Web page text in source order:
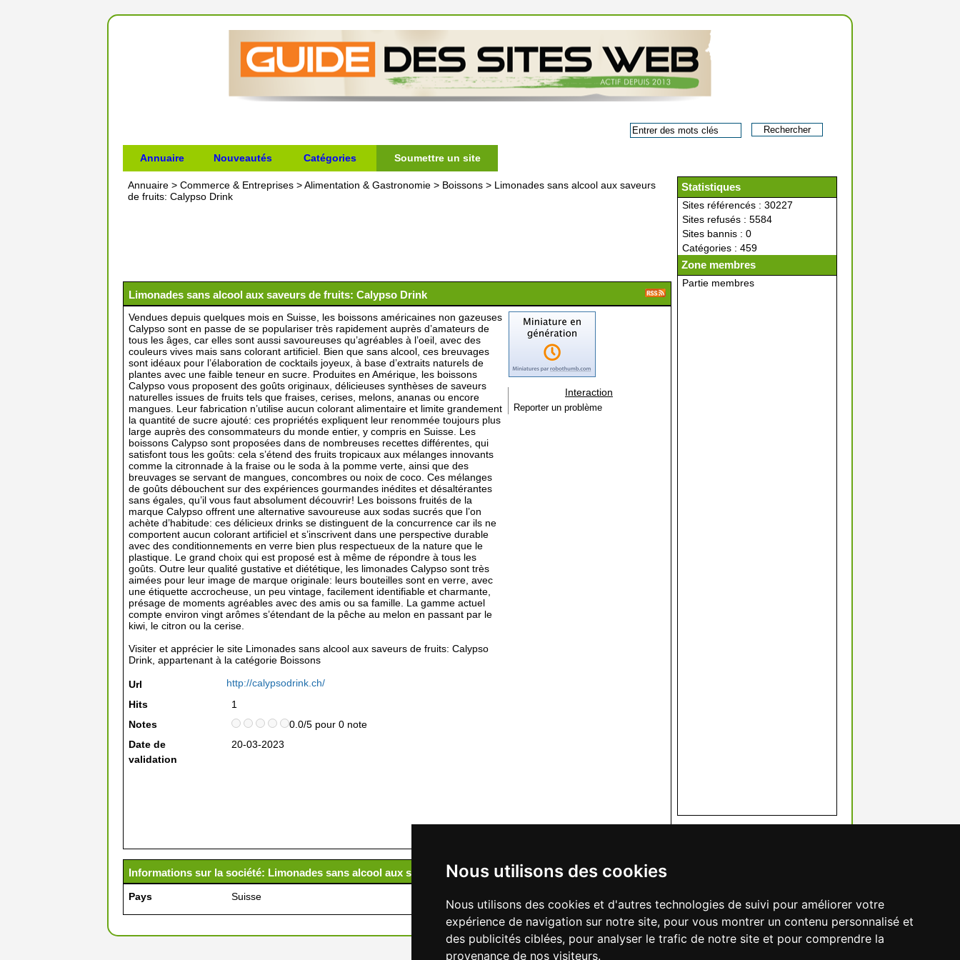
Nous utilisons des cookies
Nous utilisons des cookies et d'autres technologies de suivi pour améliorer votre
expérience de navigation sur notre site, pour vous montrer un contenu personnalisé et
des publicités ciblées, pour analyser le trafic de notre site et pour comprendre la
provenance de nos visiteurs.
Annuaire Nouveautés Catégories Soumettre un site
Statistiques
Sites référencés : 30227
Sites refusés : 5584
Sites bannis : 0
Catégories : 459
Zone membres
Partie membres
Annuaire > Commerce & Entreprises >Alimentation & Gastronomie > Boissons > Limonades sans alcool aux saveurs
de fruits: Calypso Drink
Limonades sans alcool aux saveurs de fruits: Calypso Drink
Vendues depuis quelques mois en Suisse, les boissons américaines non gazeuses
Calypso sont en passe de se populariser très rapidement auprès d’amateurs de
tous les âges, car elles sont aussi savoureuses qu’agréables à l’oeil, avec des
couleurs vives mais sans colorant artificiel. Bien que sans alcool, ces breuvages
sont idéaux pour l’élaboration de cocktails joyeux, à base d’extraits naturels de
plantes avec une faible teneur en sucre. Produites en Amérique, les boissons
Calypso vous proposent des goûts originaux, délicieuses synthèses de saveurs
naturelles issues de fruits tels que fraises, cerises, melons, ananas ou encore
mangues. Leur fabrication n’utilise aucun colorant alimentaire et limite grandement
la quantité de sucre ajouté: ces propriétés expliquent leur renommée toujours plus
large auprès des consommateurs du monde entier, y compris en Suisse. Les
boissons Calypso sont proposées dans de nombreuses recettes différentes, qui
satisfont tous les goûts: cela s’étend des fruits tropicaux aux mélanges innovants
comme la citronnade à la fraise ou le soda à la pomme verte, ainsi que des
breuvages se servant de mangues, concombres ou noix de coco. Ces mélanges
de goûts débouchent sur des expériences gourmandes inédites et désaltérantes
sans égales, qu’il vous faut absolument découvrir! Les boissons fruités de la
marque Calypso offrent une alternative savoureuse aux sodas sucrés que l’on
achète d’habitude: ces délicieux drinks se distinguent de la concurrence car ils ne
comportent aucun colorant artificiel et s’inscrivent dans une perspective durable
avec des conditionnements en verre bien plus respectueux de la nature que le
plastique. Le grand choix qui est proposé est à même de répondre à tous les
goûts. Outre leur qualité gustative et diététique, les limonades Calypso sont très
aimées pour leur image de marque originale: leurs bouteilles sont en verre, avec
une étiquette accrocheuse, un peu vintage, facilement identifiable et charmante,
présage de moments agréables avec des amis ou sa famille. La gamme actuel
compte environ vingt arômes s’étendant de la pêche au melon en passant par le
kiwi, le citron ou la cerise.
Visiter et apprécier le site Limonades sans alcool aux saveurs de fruits: Calypso
Drink, appartenant à la catégorie Boissons
Url
http://calypsodrink.ch/
Hits
1
Notes
0.0/5 pour 0 note
Date de
validation
20-03-2023
Interaction
Reporter un problème
Informations sur la société: Limonades sans alcool aux saveurs de fruits: Calypso Drink
Pays Suisse